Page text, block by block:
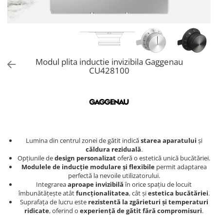
Aspiratoare verticale
Apiratoare cu sac
Ingrijirea rufelor si a vaselor
Masini de spalat vase
Modul plita inductie invizibila Gaggenau
CU428100
Lumina din centrul zonei de gătit indicăstarea aparatului și
căldura reziduală.
Opțiunile dedesign personalizatoferă o estetică unică bucătăriei.
Modulele de inducție modulare și flexibilepermit adaptarea
perfectă la nevoile utilizatorului.
Integrareaaproape invizibilăîn orice spațiu de locuit
îmbunătățește atâtfuncționalitatea, cât șiestetica bucătăriei.
Suprafața de lucru este rezistentă la zgârieturi și temperaturi
ridicate, oferind o experiență de gătit fără compromisuri.